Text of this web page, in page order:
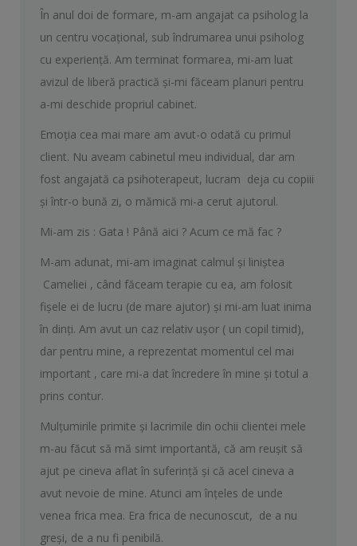
În anul doi de formare, m-am angajat ca psiholog la
un centru vocațional, sub îndrumarea unui psiholog
cu experiență. Am terminat formarea, mi-am luat
avizul de liberă practică și-mi făceam planuri pentru
a-mi deschide propriul cabinet.
Emoția cea mai mare am avut-o odată cu primul
client. Nu aveam cabinetul meu individual, dar am
fost angajată ca psihoterapeut, lucram deja cu copiii
și într-o bună zi, o mămică mi-a cerut ajutorul.
Mi-am zis : Gata ! Până aici ? Acum ce mă fac ?
M-am adunat, mi-am imaginat calmul și liniștea
Cameliei , când făceam terapie cu ea, am folosit
fișele ei de lucru (de mare ajutor) și mi-am luat inima
în dinți. Am avut un caz relativ ușor ( un copil timid),
dar pentru mine, a reprezentat momentul cel mai
important , care mi-a dat încredere în mine și totul a
prins contur.
Mulțumirile primite și lacrimile din ochii clientei mele
m-au făcut să mă simt importantă, că am reușit să
ajut pe cineva aflat în suferință și că acel cineva a
avut nevoie de mine. Atunci am înțeles de unde
venea frica mea. Era frica de necunoscut, de a nu
greși, de a nu fi penibilă.